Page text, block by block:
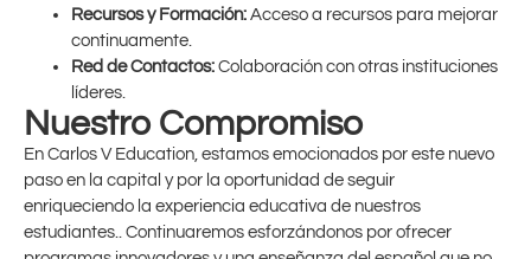
Recursos y Formación: Acceso a recursos para mejorar
continuamente.
Red de Contactos: Colaboración con otras instituciones
líderes.
Nuestro Compromiso
En Carlos V Education, estamos emocionados por este nuevo
paso en la capital y por la oportunidad de seguir
enriqueciendo la experiencia educativa de nuestros
estudiantes.. Continuaremos esforzándonos por ofrecer